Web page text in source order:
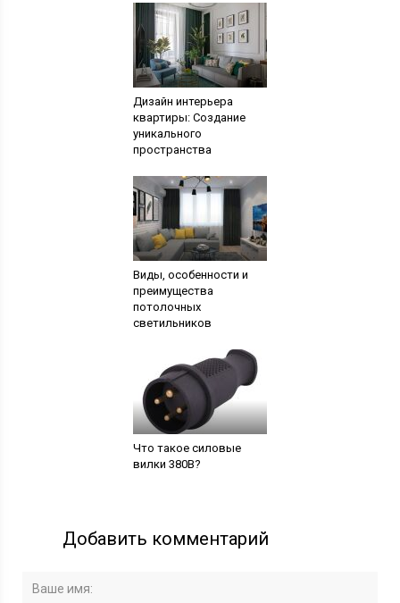
Дизайн интерьера
квартиры: Создание
уникального
пространства
Виды, особенности и
преимущества
потолочных
светильников
Что такое силовые
вилки 380В?
Добавить комментарий